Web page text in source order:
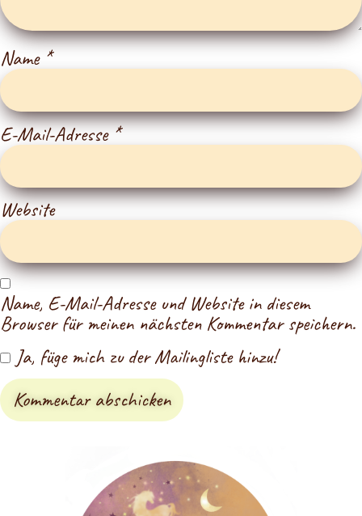
Name *
E-Mail-Adresse*
Website
Name, E-Mail-Adresse und Website in diesem
Browser für meinen nächsten Kommentar speichern.
Ja, füge mich zu der Mailingliste hinzu!